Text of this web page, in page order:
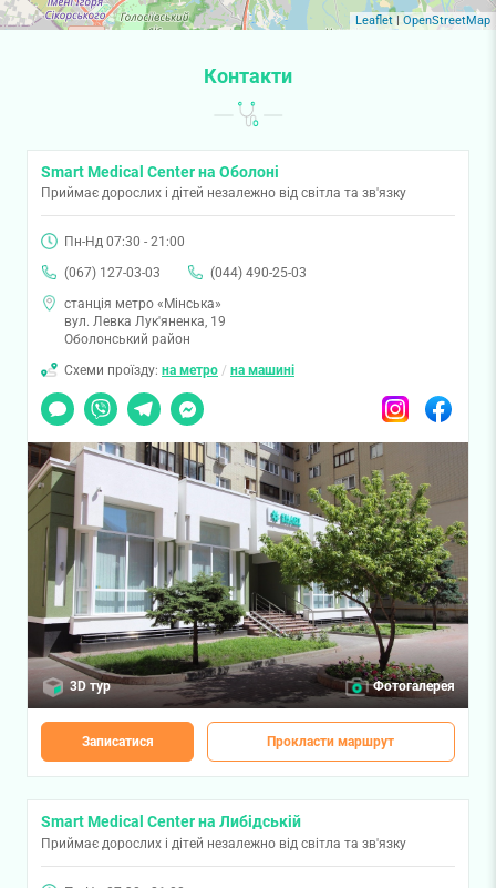
Leaflet| OpenStreetMap
Контакти
Smart Medical Center на Оболоні
Приймає дорослих і дітей незалежно від світла та зв'язку
Пн-Нд 07:30 - 21:00
(067) 127-03-03
(044) 490-25-03
станція метро «Мінська»
вул. Левка Лук'яненка, 19
Оболонський район
Схеми проїзду: на метро / на машині
Чат
Viber TelegramMessenger InstagramFacebook
3D тур Фотогалерея
Записатися Прокласти маршрут
Smart Medical Center на Либідській
Приймає дорослих і дітей незалежно від світла та зв'язку